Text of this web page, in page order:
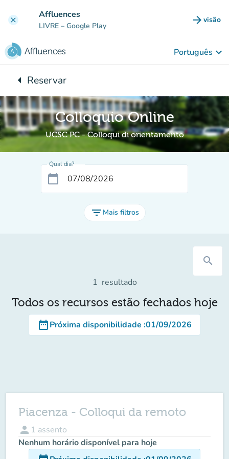
clear Affluences
LIVRE – Google Play arrow_forward visão
(novo
Português keyboard_arrow_down
arrow_leftVoltar para:
Reservar
Colloquio Online
UCSC PC - Colloqui di orientamento
Qual dia?
calendar_today
filter_list Mais filtros
search
1 resultado
Todos os recursos estão fechados hoje
date_rangePróxima disponibilidade :01/09/2026
Piacenza - Colloqui da remoto
person 1 assento
Nenhum horário disponível para hoje